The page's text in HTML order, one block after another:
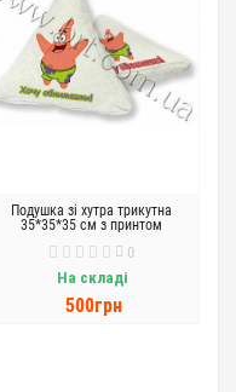
Подушка зі хутра трикутна
35*35*35 см з принтом
0
На складі
500грн